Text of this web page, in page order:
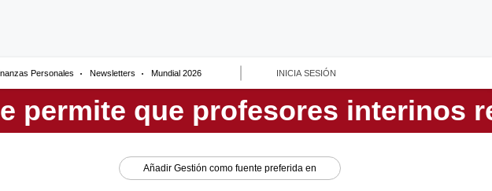
Personales Newsletters Mundial 2026 INICIA SESIÓN
Añadir Gestión como fuente preferida en